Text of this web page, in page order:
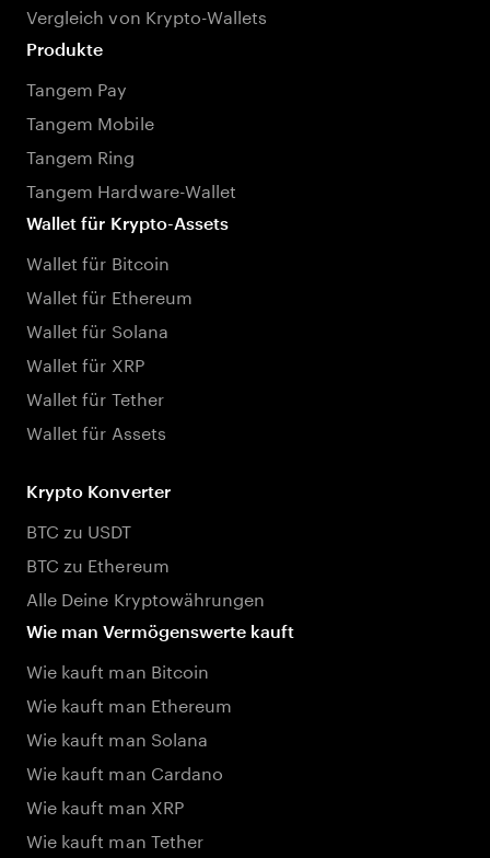
Vergleich von Krypto-Wallets
Produkte
Tangem Pay
Tangem Mobile
Tangem Ring
Tangem Hardware-Wallet
Wallet für Krypto-Assets
Wallet für Bitcoin
Wallet für Ethereum
Wallet für Solana
Wallet für XRP
Wallet für Tether
Wallet für Assets
Krypto Konverter
BTC zu USDT
BTC zu Ethereum
Alle Deine Kryptowährungen
Wie man Vermögenswerte kauft
Wie kauft man Bitcoin
Wie kauft man Ethereum
Wie kauft man Solana
Wie kauft man Cardano
Wie kauft man XRP
Wie kauft man Tether